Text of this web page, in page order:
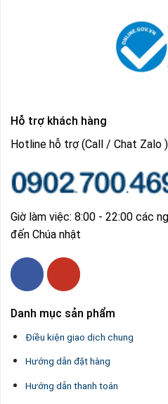
Hỗ trợ khách hàng
Hotline hỗ trợ (Call / Chat Zalo )
Giờ làm việc: 8:00 - 22:00 các
đến Chúa nhật
Danh mục sản phẩm
Điều kiện giao dịch chung
Hướng dẫn đặt hàng
Hướng dẫn thanh toán